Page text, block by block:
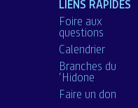
LIENS RAPIDES
Foire aux
questions
Calendrier
Branches du
‘Hidone
Faire un don